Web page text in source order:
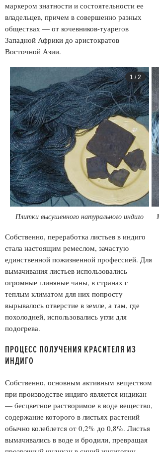
маркером знатности и состоятельности ее
владельцев, причем в совершенно разных
обществах — от кочевников-туарегов
Западной Африки до аристократов
Восточной Азии.
Плитки высушенного натурального индиго
1 /2
Собственно, переработка листьев в индиго
стала настоящим ремеслом, зачастую
единственной пожизненной профессией. Для
вымачивания листьев использовались
огромные глиняные чаны, в странах с
теплым климатом для них попросту
вырывалось отверстие в земле, а там, где
похолодней, использовались угли для
подогрева.
ПРОЦЕСС ПОЛУЧЕНИЯ КРАСИТЕЛЯ ИЗ
ИНДИГО
Собственно, основным активным веществом
при производстве индиго является индикан
— бесцветное растворимое в воде вещество,
содержание которого в листьях растений
обычно колеблется от 0,2% до 0,8%. Листья
вымачивались в воде и бродили, превращая